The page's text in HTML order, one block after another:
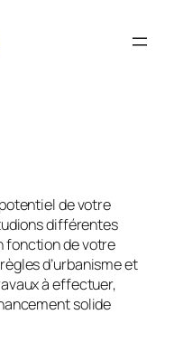
de votre
différentes
fonction de votre
d’urbanisme et
à effectuer,
solide